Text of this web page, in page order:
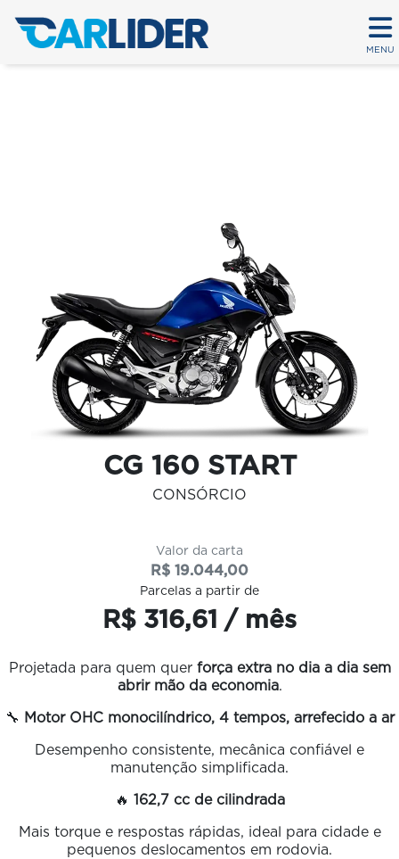
MENU
CG 160 START
CONSÓRCIO
Valor da carta
R$ 19.044,00
Parcelas a partir de
R$ 316,61 / mês
Projetada para quem quer força extra no dia a dia sem
abrir mão da economia.
🔧 Motor OHC monocilíndrico, 4 tempos, arrefecido a ar
Desempenho consistente, mecânica confiável e
manutenção simplificada.
🔥 162,7 cc de cilindrada
Mais torque e respostas rápidas, ideal para cidade e
pequenos deslocamentos em rodovia.